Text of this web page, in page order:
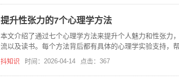
提升性张力的7个心理学方法
本文介绍了通过七个心理学方法来提升个人魅力和性张力
流以及读书。每个方法背后都有具体的心理学实验支持，
抖知识 时间：2026-04-14 点击：367